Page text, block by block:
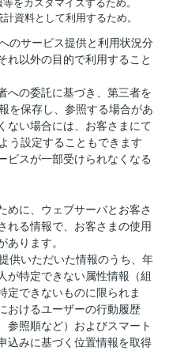
をカスタマイズするため。
資料として利用するため。
のサービス提供と利用状況分
れ以外の目的で利用すること
への委託に基づき、第三者を
を保存し、参照する場合があ
ない場合には、お客さまにて
う設定することもできます
ビスが一部受けられなくなる
めに、ウェブサーバとお客さ
れる情報で、お客さまの使用
あります。
供いただいた情報のうち、年
が特定できない属性情報（組
定できないものに限られま
おけるユーザーの行動履歴
参照順など）およびスマート
込みに基づく位置情報を取得